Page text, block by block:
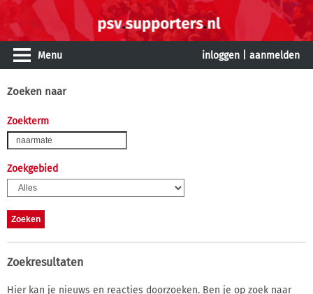
Menu inloggen aanmelden
Zoeken naar
Zoekterm
Zoekgebied
Zoekresultaten
Hier kan je nieuws en reacties doorzoeken. Ben je op zoek naar